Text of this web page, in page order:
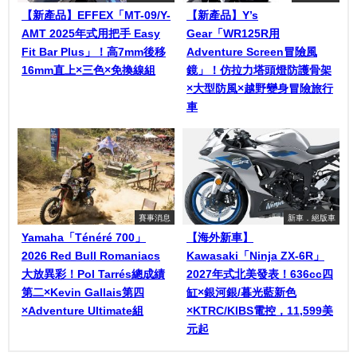
【新產品】EFFEX「MT-09/Y-
AMT 2025年式用把手 Easy
Fit Bar Plus」！高7mm後移
16mm直上×三色×免換線組
【新產品】Y’s
Gear「WR125R用
Adventure Screen冒險風
鏡」！仿拉力塔頭燈防護骨架
×大型防風×越野變身冒險旅行
車
賽事消息
Yamaha「Ténéré 700」
2026 Red Bull Romaniacs
大放異彩！Pol Tarrés總成績
第二×Kevin Gallais第四
×Adventure Ultimate組
新車．絕版車
【海外新車】
Kawasaki「Ninja ZX-6R」
2027年式北美發表！636cc四
缸×銀河銀/暮光藍新色
×KTRC/KIBS電控，11,599美
元起